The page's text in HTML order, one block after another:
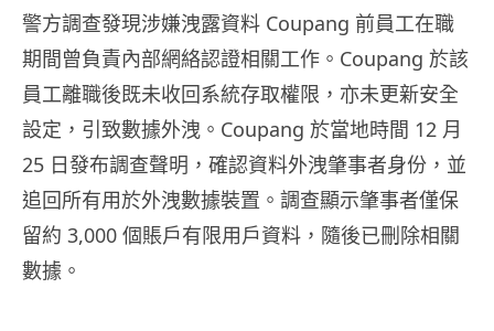
警方調查發現涉嫌洩露資料 Coupang 前員工在職
期間曾負責內部網絡認證相關工作。Coupang 於該
員工離職後既未收回系統存取權限，亦未更新安全
設定，引致數據外洩。Coupang 於當地時間 12 月
25 日發布調查聲明，確認資料外洩肇事者身份，並
追回所有用於外洩數據裝置。調查顯示肇事者僅保
留約 3,000 個賬戶有限用戶資料，隨後已刪除相關
數據。